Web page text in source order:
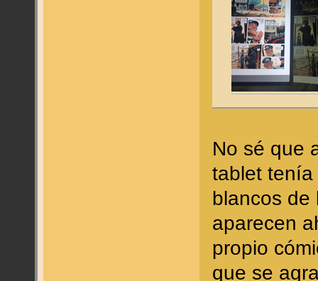
No sé que
tablet
blancos de
aparecen
propio
que se